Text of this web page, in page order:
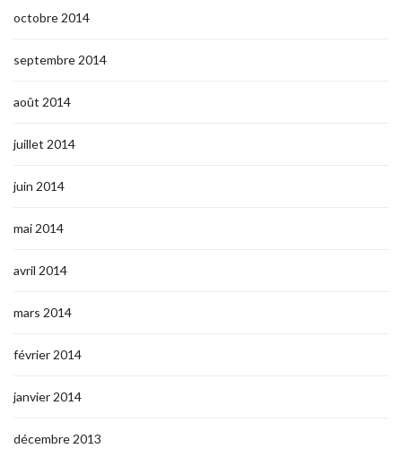
octobre 2014
septembre 2014
août 2014
juillet 2014
juin 2014
mai 2014
avril 2014
mars 2014
février 2014
janvier 2014
décembre 2013